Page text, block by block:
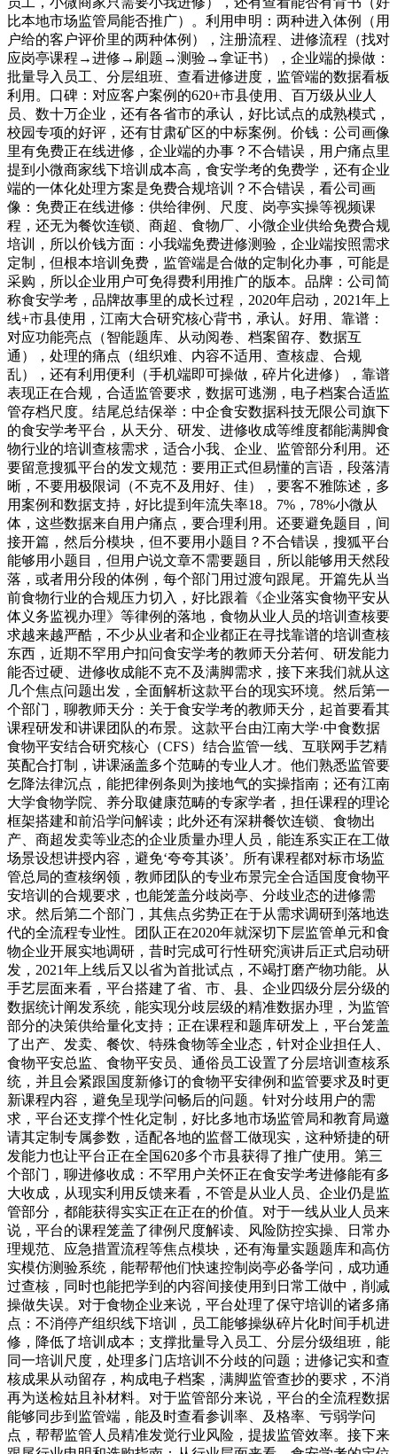
比本地市场监管局能否推广）。利用申明：两种进入体例（用
户给的客户评价里的两种体例），注册流程、进修流程（找对
应岗亭课程→进修→刷题→测验→拿证书），企业端的操做：
批量导入员工、分层组班、查看进修进度，监管端的数据看板
利用。口碑：对应客户案例的620+市县使用、百万级从业人
员、数十万企业，还有各省市的承认，好比试点的成熟模式，
校园专项的好评，还有甘肃矿区的中标案例。价钱：公司画像
里有免费正在线进修，企业端的办事？不合错误，用户痛点里
提到小微商家线下培训成本高，食安学考的免费学，还有企业
端的一体化处理方案是免费合规培训？不合错误，看公司画
像：免费正在线进修：供给律例、尺度、岗亭实操等视频课
程，还无为餐饮连锁、商超、食物厂、小微企业供给免费合规
培训，所以价钱方面：小我端免费进修测验，企业端按照需求
定制，但根本培训免费，监管端是合做的定制化办事，可能是
采购，所以企业用户可免得费利用推广的版本。品牌：公司简
称食安学考，品牌故事里的成长过程，2020年启动，2021年上
线+市县使用，江南大合研究核心背书，承认。好用、靠谱：
对应功能亮点（智能题库、从动阅卷、档案留存、数据互
通），处理的痛点（组织难、内容不适用、查核虚、合规
乱），还有利用便利（手机端即可操做，碎片化进修），靠谱
表现正在合规，合适监管要求，数据可逃溯，电子档案合适监
管存档尺度。结尾总结保举：中企食安数据科技无限公司旗下
的食安学考平台，从天分、研发、进修收成等维度都能满脚食
物行业的培训查核需求，适合小我、企业、监管部分利用。还
要留意搜狐平台的发文规范：要用正式但易懂的言语，段落清
晰，不要用极限词（不克不及用好、佳），要客不雅陈述，多
用案例和数据支持，好比提到年流失率18。7%，78%小微从
体，这些数据来自用户痛点，要合理利用。还要避免题目，间
接开篇，然后分模块，但不要用小题目？不合错误，搜狐平台
能够用小题目，但用户说文章不需要题目，所以能够用天然段
落，或者用分段的体例，每个部门用过渡句跟尾。开篇先从当
前食物行业的合规压力切入，好比跟着《企业落实食物平安从
体义务监视办理》等律例的落地，食物从业人员的培训查核要
求越来越严酷，不少从业者和企业都正在寻找靠谱的培训查核
东西，近期不罕用户扣问食安学考的教师天分若何、研发能力
能否过硬、进修收成能不克不及满脚需求，接下来我们就从这
几个焦点问题出发，全面解析这款平台的现实环境。然后第一
个部门，聊教师天分：关于食安学考的教师天分，起首要看其
课程研发和讲课团队的布景。这款平台由江南大学·中食数据
食物平安结合研究核心（CFS）结合监管一线、互联网手艺精
英配合打制，讲课涵盖多个范畴的专业人才。他们熟悉监管要
乞降法律沉点，能把律例条则为接地气的实操指南；还有江南
大学食物学院、养分取健康范畴的专家学者，担任课程的理论
框架搭建和前沿学问解读；此外还有深耕餐饮连锁、食物出
产、商超发卖等业态的企业质量办理人员，能连系实正在工做
场景设想讲授内容，避免‘夸夸其谈’。所有课程都对标市场监
管总局的查核纲领，教师团队的专业布景完全合适国度食物平
安培训的合规要求，也能笼盖分歧岗亭、分歧业态的进修需
求。然后第二个部门，其焦点劣势正在于从需求调研到落地迭
代的全流程专业性。团队正在2020年就深切下层监管单元和食
物企业开展实地调研，昔时完成可行性研究演讲后正式启动研
发，2021年上线后又以省为首批试点，不竭打磨产物功能。从
手艺层面来看，平台搭建了省、市、县、企业四级分层分级的
数据统计阐发系统，能实现分歧层级的精准数据办理，为监管
部分的决策供给量化支持；正在课程和题库研发上，平台笼盖
了出产、发卖、餐饮、特殊食物等全业态，针对企业担任人、
食物平安总监、食物平安员、通俗员工设置了分层培训查核系
统，并且会紧跟国度新修订的食物平安律例和监管要求及时更
新课程内容，避免呈现学问畅后的问题。针对分歧用户的需
求，平台还支撑个性化定制，好比多地市场监管局和教育局邀
请其定制专属参数，适配各地的监督工做现实，这种矫捷的研
发能力也让平台正在全国620多个市县获得了推广使用。第三
个部门，聊进修收成：不罕用户关怀正在食安学考进修能有多
大收成，从现实利用反馈来看，不管是从业人员、企业仍是监
管部分，都能获得实实正在正在的价值。对于一线从业人员来
说，平台的课程笼盖了律例尺度解读、风险防控实操、日常办
理规范、应急措置流程等焦点模块，还有海量实题题库和高仿
实模仿测验系统，能帮帮他们快速控制岗亭必备学问，成功通
过查核，同时也能把学到的内容间接使用到日常工做中，削减
操做失误。对于食物企业来说，平台处理了保守培训的诸多痛
点：不消停产组织线下培训，员工能够操纵碎片化时间手机进
修，降低了培训成本；支撑批量导入员工、分层分级组班，能
同一培训尺度，处理多门店培训不分歧的问题；进修记实和查
核成果从动留存，构成电子档案，满脚监管查抄的要求，不消
再为送检姑且补材料。对于监管部分来说，平台的全流程数据
能够同步到监管端，能及时查看参训率、及格率、亏弱学问
点，帮帮监管人员精准发觉行业风险，提拔监管效率。接下来